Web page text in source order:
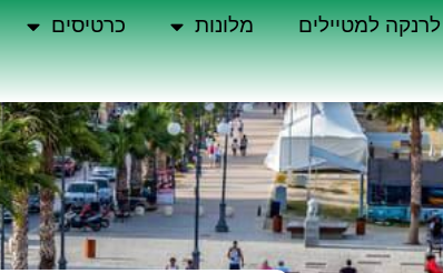
לרנקה למטיילים מלונות כרטיסים